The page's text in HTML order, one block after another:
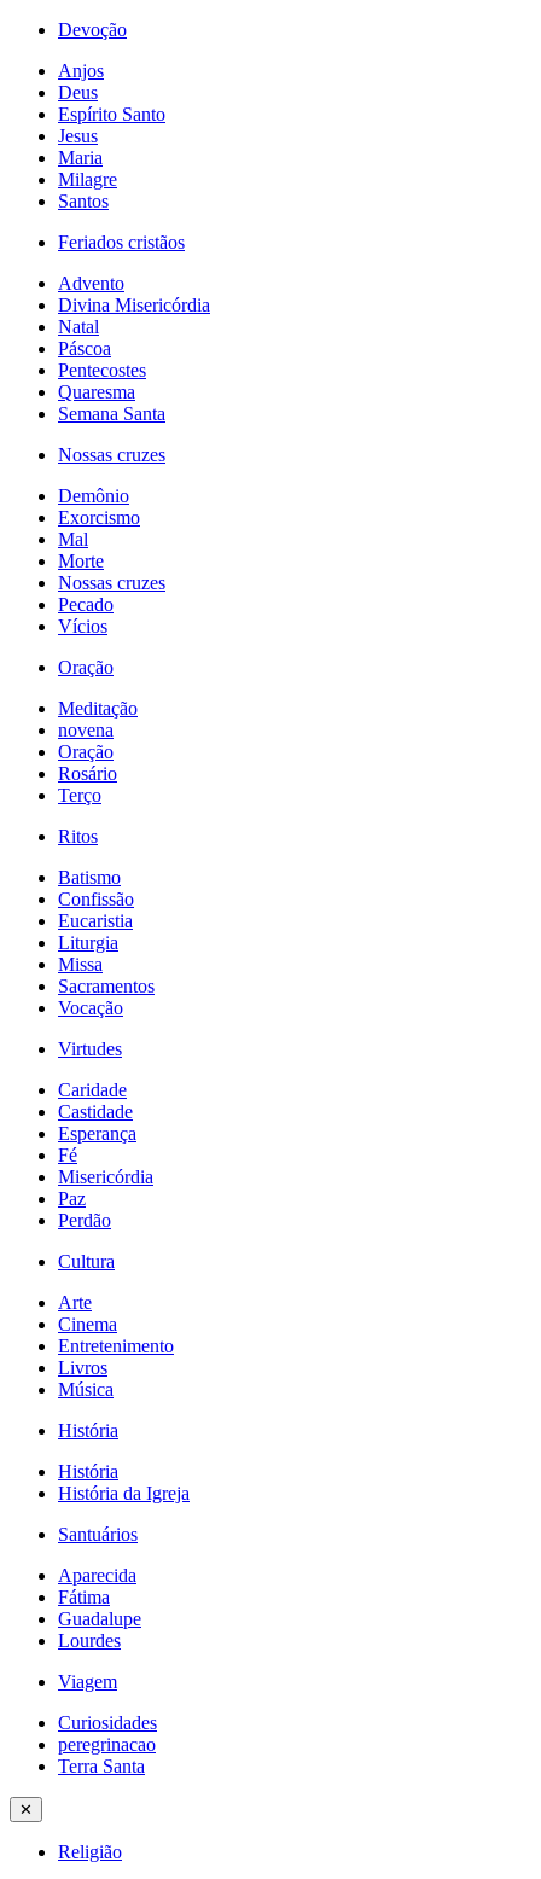
Devoção
Anjos
Deus
Espírito Santo
Jesus
Maria
Milagre
Santos
Feriados cristãos
Advento
Divina Misericórdia
Natal
Páscoa
Pentecostes
Quaresma
Semana Santa
Nossas cruzes
Demônio
Exorcismo
Mal
Morte
Nossas cruzes
Pecado
Vícios
Oração
Meditação
novena
Oração
Rosário
Terço
Ritos
Batismo
Confissão
Eucaristia
Liturgia
Missa
Sacramentos
Vocação
Virtudes
Caridade
Castidade
Esperança
Fé
Misericórdia
Paz
Perdão
Cultura
Arte
Cinema
Entretenimento
Livros
Música
História
História
História da Igreja
Santuários
Aparecida
Fátima
Guadalupe
Lourdes
Viagem
Curiosidades
peregrinacao
Terra Santa
✕
Religião